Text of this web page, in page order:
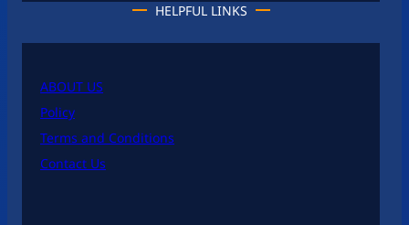
HELPFUL LINKS
ABOUT US
Policy
Terms and Conditions
Contact Us